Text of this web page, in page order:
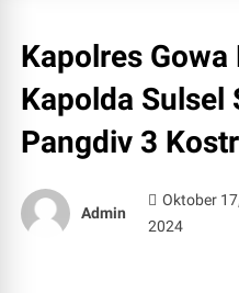
Kapolres Gowa
Kapolda Sulsel
Pangdiv 3
Admin
Oktober 17,
2024